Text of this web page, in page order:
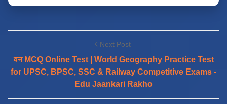
Next Post
वन MCQ Online Test | World Geography Practice Test
for UPSC, BPSC, SSC & Railway Competitive Exams -
Edu Jaankari Rakho